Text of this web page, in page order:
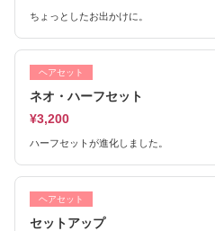
ちょっとしたお出かけに。
ヘアセット
ネオ・ハーフセット
¥3,200
ハーフセットが進化しました。
ヘアセット
セットアップ